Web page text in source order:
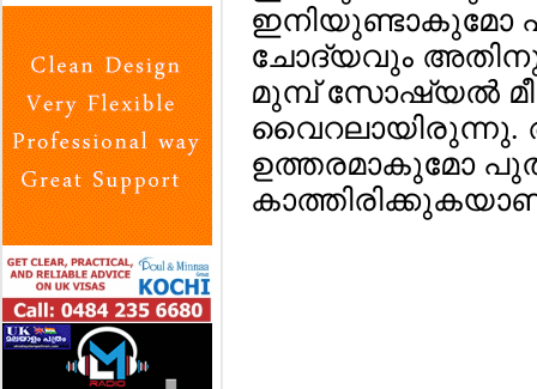
ഇനിയുണ്ടാകുമോ
ചോദ്യവും
മുമ്പ് സോഷ്യല്‍
ഉത്തരമാകുമോ